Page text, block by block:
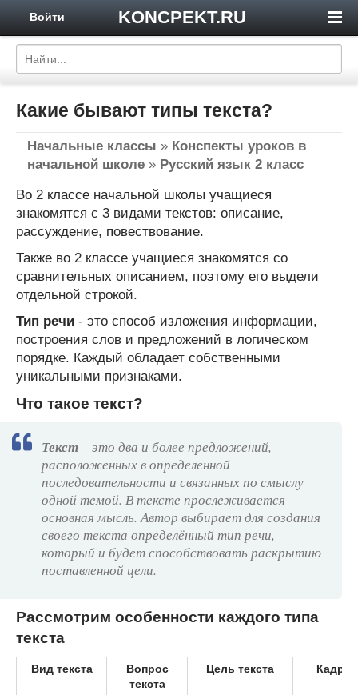
KONCPEKT.RU
Войти
Какие бывают типы текста?
Начальные классы » Конспекты уроков в
начальной школе » Русский язык 2 класс
Во 2 классе начальной школы учащиеся
знакомятся с 3 видами текстов: описание,
рассуждение, повествование.
Также во 2 классе учащиеся знакомятся со
сравнительных описанием, поэтому его выдели
отдельной строкой.
Тип речи - это способ изложения информации,
построения слов и предложений в логическом
порядке. Каждый обладает собственными
уникальными признаками.
Что такое текст?
Текст– это два и более предложений,
расположенных в определенной
последовательности и связанных по смыслу
одной темой. В тексте прослеживается
основная мысль. Автор выбирает для создания
своего текста определённый тип речи,
который и будет способствовать раскрытию
поставленной цели.
Рассмотрим особенности каждого типа
текста
Вид текста
Вопрос
текста
Цель текста Кадры